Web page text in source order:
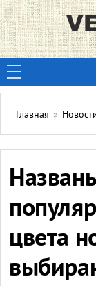
Главная »
цвета